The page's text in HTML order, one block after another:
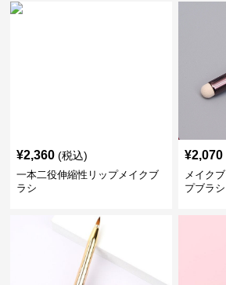
¥2,360 (税込)
一本二役伸縮性リップメイクブ
ラシ
¥2,070
メイク
プブラシ